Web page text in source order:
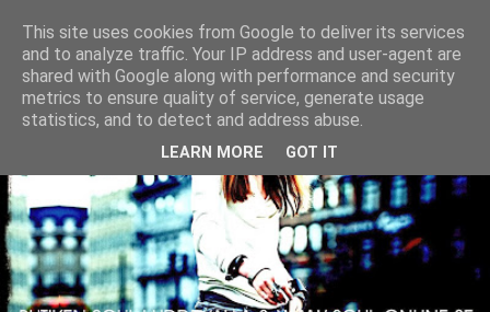
This site uses cookies from Google to deliver its services
and to analyze traffic. Your IP address and user-agent are
shared with Google along with performance and security
metrics to ensure quality of service, generate usage
statistics, and to detect and address abuse.
LEARN MORE GOT IT